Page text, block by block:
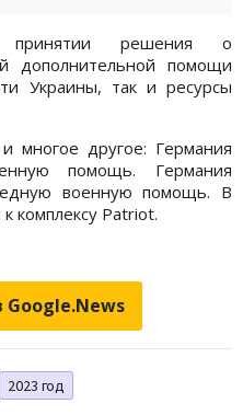
принятии решения о
дополнительной помощи
Украины, так и ресурсы
многое другое: Германия
помощь. Германия
военную помощь. В
комплексу Patriot.
Google.News
2023 год